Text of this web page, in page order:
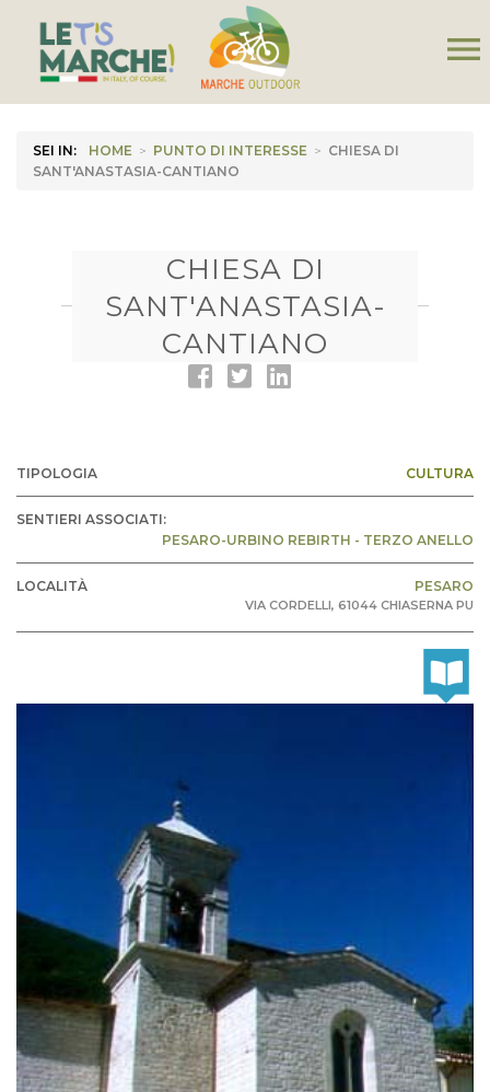
menu
SEI IN: HOME > PUNTO DI INTERESSE > CHIESA DI
SANT'ANASTASIA-CANTIANO
CHIESA DI
SANT'ANASTASIA-
CANTIANO
TIPOLOGIA CULTURA
SENTIERI ASSOCIATI:
PESARO-URBINO REBIRTH - TERZO ANELLO
LOCALITÀ PESARO
VIA CORDELLI, 61044 CHIASERNA PU